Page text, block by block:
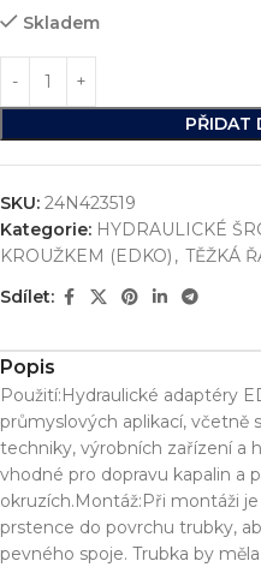
Skladem
PŘIDAT
SKU: 24N423519
Kategorie: HYDRAULICKÉ
KROUŽKEM (EDKO) , TĚŽKÁ
Sdílet:
Popis
Použití:Hydraulické adaptéry
průmyslových aplikací, včetně
techniky, výrobních zařízení a
vhodné pro dopravu kapalin a
okruzích.Montáž:Při montáži
prstence do povrchu trubky,
pevného spoje. Trubka by